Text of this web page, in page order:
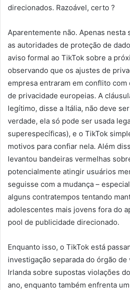
direcionados. Razoável, certo ?
Aparentemente não. Apenas nesta
as autoridades de proteção de
aviso formal ao TikTok sobre a
observando que os ajustes de
empresa entraram em conflito com
de privacidade europeias. A
legítimo, disse a Itália, não deve
verdade, ela só pode ser usada
superespecíficas), e o TikTok
motivos para confiar nela. Além
levantou bandeiras vermelhas
potencialmente atingir usuários
seguisse com a mudança –
alguns contratempos tentando
adolescentes mais jovens fora do
pool de publicidade direcionado.
Enquanto isso, o TikTok está
investigação separada do órgão
Irlanda sobre supostas violações
ano, enquanto também enfrenta